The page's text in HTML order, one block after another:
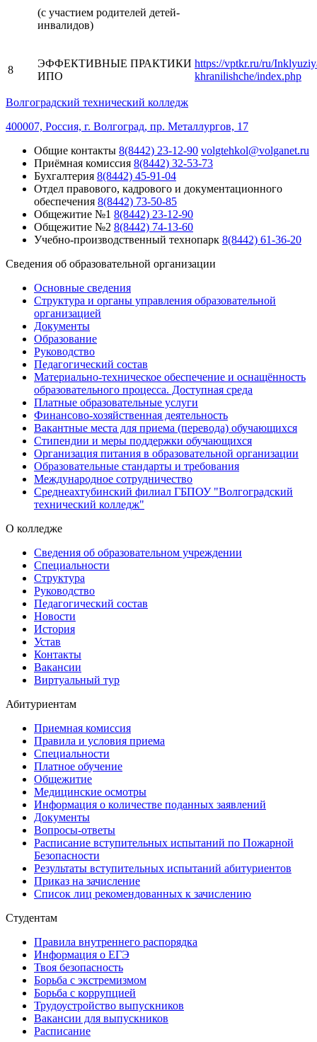
(с участием родителей детей-
инвалидов)
8
ЭФФЕКТИВНЫЕ ПРАКТИКИ
ИПО
https://vptkr.ru/ru/
khranilishche/index.php
Волгоградский технический колледж
400007, Россия, г. Волгоград, пр. Металлургов, 17
Общие контакты 8(8442) 23-12-90 volgtehkol@volganet.ru
Приёмная комиссия 8(8442) 32-53-73
Бухгалтерия 8(8442) 45-91-04
Отдел правового, кадрового и документационного
обеспечения 8(8442) 73-50-85
Общежитие №1 8(8442) 23-12-90
Общежитие №2 8(8442) 74-13-60
Учебно-производственный технопарк 8(8442) 61-36-20
Сведения об образовательной организации
Основные сведения
Структура и органы управления образовательной
организацией
Документы
Образование
Руководство
Педагогический состав
Материально-техническое обеспечение и оснащённость
образовательного процесса. Доступная среда
Платные образовательные услуги
Финансово-хозяйственная деятельность
Вакантные места для приема (перевода) обучающихся
Стипендии и меры поддержки обучающихся
Организация питания в образовательной организации
Образовательные стандарты и требования
Международное сотрудничество
Среднеахтубинский филиал ГБПОУ "Волгоградский
технический колледж"
О колледже
Сведения об образовательном учреждении
Специальности
Структура
Руководство
Педагогический состав
Новости
История
Устав
Контакты
Вакансии
Виртуальный тур
Абитуриентам
Приемная комиссия
Правила и условия приема
Специальности
Платное обучение
Общежитие
Медицинские осмотры
Информация о количестве поданных заявлений
Документы
Вопросы-ответы
Расписание вступительных испытаний по Пожарной
Безопасности
Результаты вступительных испытаний абитуриентов
Приказ на зачисление
Список лиц рекомендованных к зачислению
Студентам
Правила внутреннего распорядка
Информация о ЕГЭ
Твоя безопасность
Борьба с экстремизмом
Борьба с коррупцией
Трудоустройство выпускников
Вакансии для выпускников
Расписание